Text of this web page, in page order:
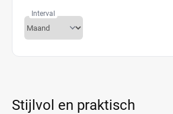
Interval
Stijlvol en praktisch